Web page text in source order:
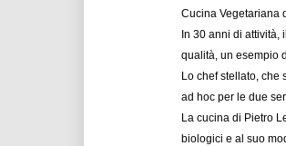
Cucina Vegetariana
In 30 anni di
qualità, un esempio
Lo chef stellato, che
ad hoc per le due
La cucina di Pietro
biologici e al suo